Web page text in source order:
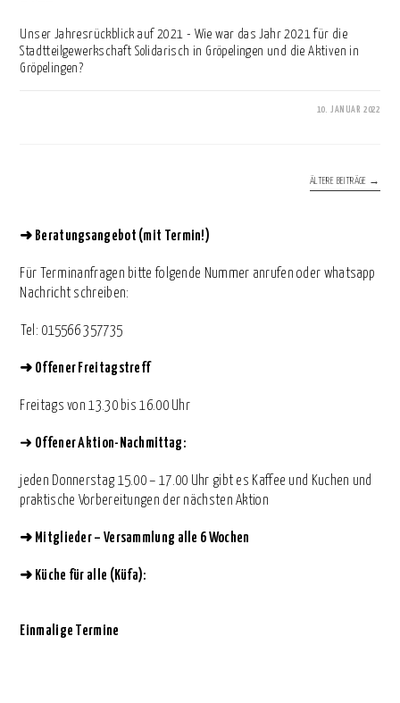
Unser Jahresrückblick auf 2021 - Wie war das Jahr 2021 für die
Stadtteilgewerkschaft Solidarisch in Gröpelingen und die Aktiven in
Gröpelingen?
10. JANUAR 2022
ÄLTERE BEITRÄGE →
➜ Beratungsangebot (mit Termin!)
Für Terminanfragen bitte folgende Nummer anrufen oder whatsapp
Nachricht schreiben:
⁨Tel: 015566 357735
➜ Offener Freitagstreff
Freitags von 13.30 bis 16.00 Uhr
➜ Offener Aktion-Nachmittag:
jeden Donnerstag 15.00 – 17.00 Uhr gibt es Kaffee und Kuchen und
praktische Vorbereitungen der nächsten Aktion
➜ Mitglieder – Versammlung alle 6 Wochen
➜ Küche für alle (Küfa):
Einmalige Termine